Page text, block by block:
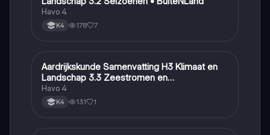
Havo 4
K4 178 7
Aardrijkskunde
Aardrijkskunde Samenvatting H3 Klimaat en
Landschap 3.3 Zeestromen en
Klimaatgebieden • BuiteNLand
Havo 4
K4 131 1